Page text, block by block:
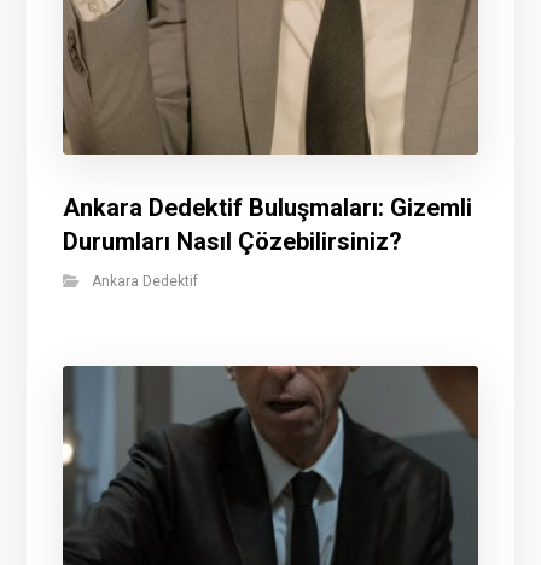
Ankara Dedektif Buluşmaları: Gizemli
Durumları Nasıl Çözebilirsiniz?
Ankara Dedektif